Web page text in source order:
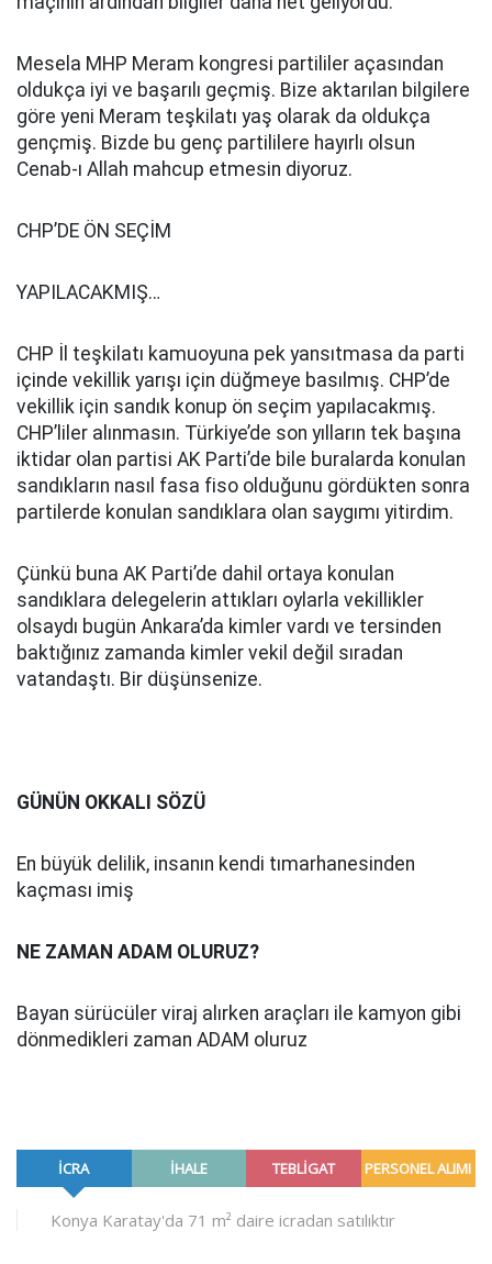
Mesela MHP Meram kongresi partililer açasından
oldukça iyi ve başarılı geçmiş. Bize aktarılan bilgilere
göre yeni Meram teşkilatı yaş olarak da oldukça
gençmiş. Bizde bu genç partililere hayırlı olsun
Cenab-ı Allah mahcup etmesin diyoruz.
CHP’DE ÖN SEÇİM
YAPILACAKMIŞ…
CHP İl teşkilatı kamuoyuna pek yansıtmasa da parti
içinde vekillik yarışı için düğmeye basılmış. CHP’de
vekillik için sandık konup ön seçim yapılacakmış.
CHP’liler alınmasın. Türkiye’de son yılların tek başına
iktidar olan partisi AK Parti’de bile buralarda konulan
sandıkların nasıl fasa fiso olduğunu gördükten sonra
partilerde konulan sandıklara olan saygımı yitirdim.
Çünkü buna AK Parti’de dahil ortaya konulan
sandıklara delegelerin attıkları oylarla vekillikler
olsaydı bugün Ankara’da kimler vardı ve tersinden
baktığınız zamanda kimler vekil değil sıradan
vatandaştı. Bir düşünsenize.
GÜNÜN OKKALI SÖZÜ
En büyük delilik, insanın kendi tımarhanesinden
kaçması imiş
NE ZAMAN ADAM OLURUZ?
Bayan sürücüler viraj alırken araçları ile kamyon gibi
dönmedikleri zaman ADAM oluruz